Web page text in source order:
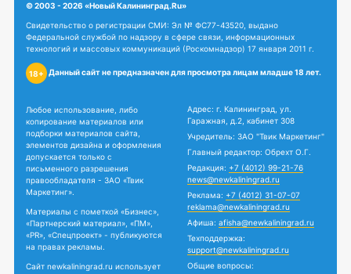
© 2003 - 2026 «Новый Калининград.Ru»
Свидетельство о регистрации СМИ: Эл № ФС77-43520, выдано
Федеральной службой по надзору в сфере связи, информационных
технологий и массовых коммуникаций (Роскомнадзор) 17 января 2011 г.
18+ Данный сайт не предназначен для просмотра лицам младше 18 лет.
Любое использование, либо
копирование материалов или
подборки материалов сайта,
элементов дизайна и оформления
допускается только с
письменного разрешения
правообладателя - ЗАО «Твик
Маркетинг».
Материалы с пометкой «Бизнес»,
«Партнерский материал», «ПМ»,
«PR», «Спецпроект» - публикуются
на правах рекламы.
Сайт newkaliningrad.ru использует
Адрес: г. Калининград, ул.
Гаражная, д.2, кабинет 308
Учредитель: ЗАО "Твик Маркетинг"
Главный редактор: Обрехт О.Г.
Редакция: +7 (4012) 99-21-76
news@newkaliningrad.ru
Реклама: +7 (4012) 31-07-07
reklama@newkaliningrad.ru
Афиша: afisha@newkaliningrad.ru
Техподдержка:
support@newkaliningrad.ru
Общие вопросы: